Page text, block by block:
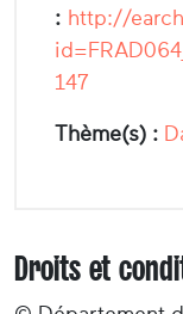
: http://
147
Thème(s) :
Droits et